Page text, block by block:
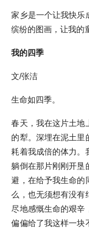
家乡是一个让我快乐
缤纷的图画，让我的
我的四季
文/张洁
生命如四季。
春天，我在这片土地
的犁。深埋在泥土里
耗着我成倍的体力。
躺倒在那片刚刚开垦
避，在给予我生命的
么，也无须想有没有
尽地感慨生命的艰辛
偏偏给了我这样一块